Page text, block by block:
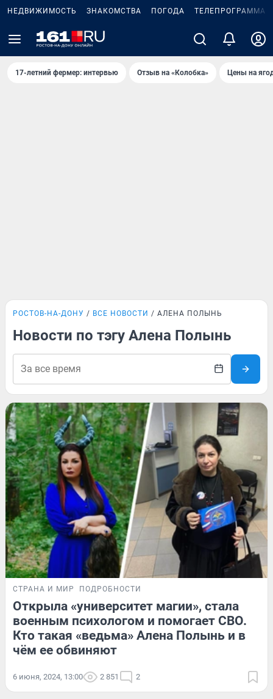
НЕДВИЖИМОСТЬ ЗНАКОМСТВА ПОГОДА ТЕЛЕПРОГРАММА
17-летний фермер: интервью Отзыв на «Колобка» Цены на
РОСТОВ-НА-ДОНУ ВСЕ НОВОСТИ АЛЕНА ПОЛЫНЬ
Новости по тэгу Алена Полынь
СТРАНА И МИР ПОДРОБНОСТИ
Открыла «университет магии», стала
военным психологом и помогает СВО.
Кто такая «ведьма» Алена Полынь и в
чём ее обвиняют
6 июня, 2024, 13:00 2 851 2